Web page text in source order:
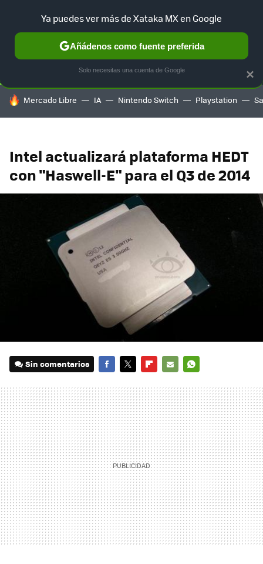
SELECCIÓN GAMING HOME AUTO TERRITORIO
HOY SE HABLA DE
Mercado Libre IA Nintendo Switch Playstation
Intel actualizará plataforma HEDT
con "Haswell-E" para el Q3 de 2014
Sin comentarios
MAIL
×
Ya puedes ver más de Xataka MX en Google
Añádenos como fuente preferida
Solo necesitas una cuenta de Google